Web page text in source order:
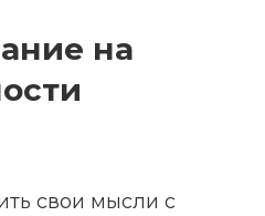
на
свои мысли с